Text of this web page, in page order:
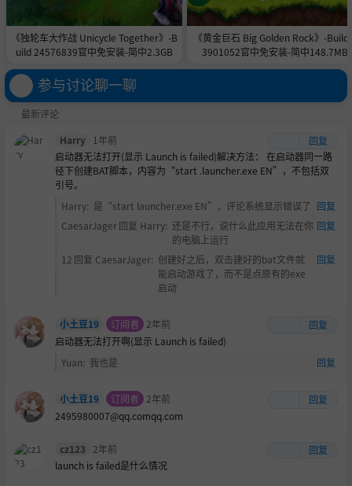
《独轮车大作战 Unicycle Together》-B
uild 24576839官中免安装-简中2.3GB
《黄金巨石 Big Golden Rock》-Build
3901052官中免安装-简中148.7MB
参与讨论聊一聊
最新评论
Harry
1年前
回复
启动器无法打开(显示 Launch is failed)解决方法： 在启动器同一路
径下创建BAT脚本，内容为“start .launcher.exe EN”，不包括双
引号。
Harry: 是“start launcher.exe EN”，评论系统显示错误了 回复
CaesarJager回复 Harry: 还是不行，说什么此应用无法在你
的电脑上运行
回复
12 回复 CaesarJager: 创建好之后，双击建好的bat文件就
能启动游戏了，而不是点原有的exe
启动
回复
小土豆19 订阅者 2年前
回复
启动器无法打开啊(显示 Launch is failed)
Yuan: 我也是 回复
小土豆19 订阅者 2年前
回复
2495980007@qq.comqq.com
cz123 2年前
回复
launch is failed是什么情况